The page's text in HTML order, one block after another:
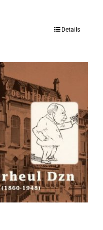
Details